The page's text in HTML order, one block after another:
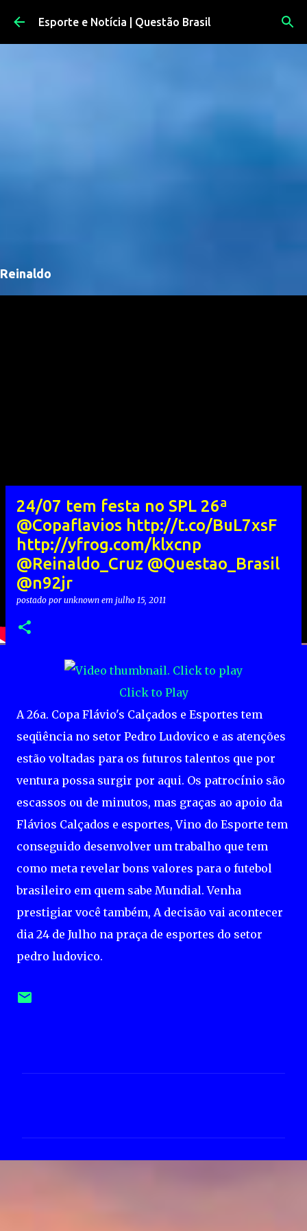
Pular para o conteúdo principal
Esporte e Notícia | Questão Brasil
Reinaldo
24/07 tem festa no SPL 26ª
@Copaflavios http://t.co/BuL7xsF
http://yfrog.com/klxcnp
@Reinaldo_Cruz @Questao_Brasil
@n92jr
postado por unknown em julho 15, 2011
Click to Play
A 26a. Copa Flávio's Calçados e Esportes tem
seqüência no setor Pedro Ludovico e as atenções
estão voltadas para os futuros talentos que por
ventura possa surgir por aqui. Os patrocínio são
escassos ou de minutos, mas graças ao apoio da
Flávios Calçados e esportes, Vino do Esporte tem
conseguido desenvolver um trabalho que tem
como meta revelar bons valores para o futebol
brasileiro em quem sabe Mundial. Venha
prestigiar você também, A decisão vai acontecer
dia 24 de Julho na praça de esportes do setor
pedro ludovico.